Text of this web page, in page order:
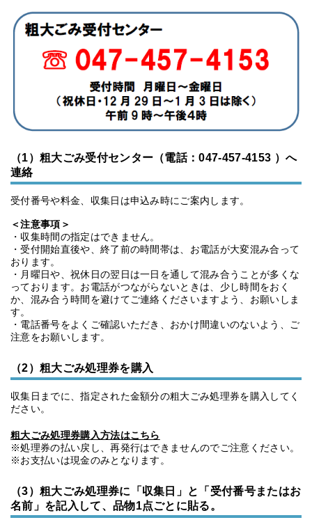
（1）粗大ごみ受付センター（電話：047-457-4153 ）へ
連絡
受付番号や料金、収集日は申込み時にご案内します。
＜注意事項＞
・収集時間の指定はできません。
・受付開始直後や、終了前の時間帯は、お電話が大変混み合って
おります。
・月曜日や、祝休日の翌日は一日を通して混み合うことが多くな
っております。お電話がつながらないときは、少し時間をおく
か、混み合う時間を避けてご連絡くださいますよう、お願いしま
す。
・電話番号をよくご確認いただき、おかけ間違いのないよう、ご
注意をお願いします。
（2）粗大ごみ処理券を購入
収集日までに、指定された金額分の粗大ごみ処理券を購入してく
ださい。
粗大ごみ処理券購入方法はこちら
※処理券の払い戻し、再発行はできませんのでご注意ください。
※お支払いは現金のみとなります。
（3）粗大ごみ処理券に「収集日」と「受付番号またはお
名前」を記入して、品物1点ごとに貼る。